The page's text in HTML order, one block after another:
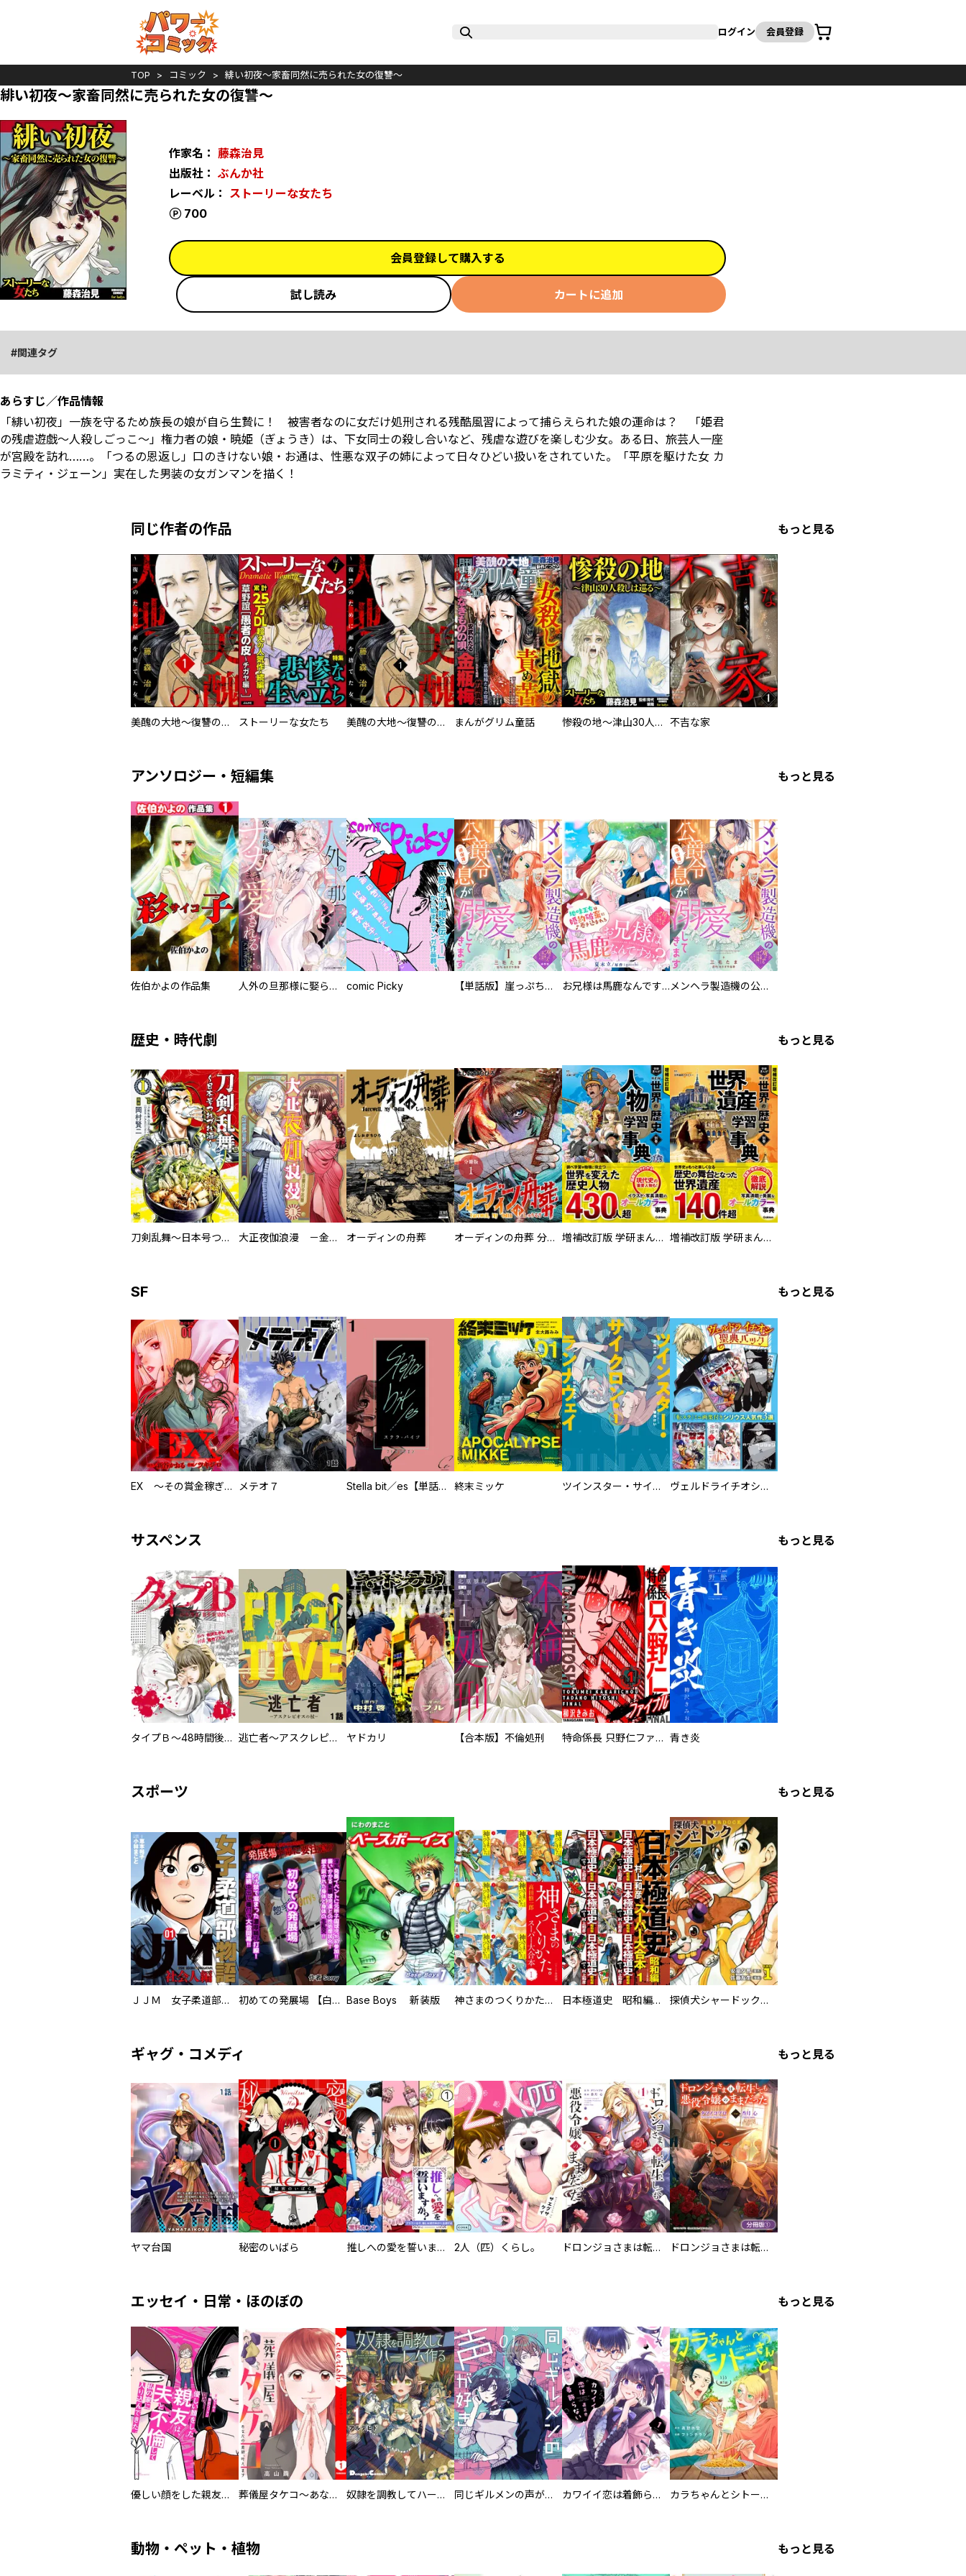
ログイン 会員登録
カート
TOP コミック 緋い初夜～家畜同然に売られた女の復讐～
緋い初夜～家畜同然に売られた女の復讐～
作家名： 藤森治見
出版社： ぶんか社
レーベル： ストーリーな女たち
700
ポイント
会員登録して購入する
試し読み カートに追加
関連タグ
あらすじ／作品情報
「緋い初夜」一族を守るため族長の娘が自ら生贄に！ 被害者なのに女だけ処刑される残酷風習によって捕らえられた娘の運命は？ 「姫君
の残虐遊戯～人殺しごっこ～」権力者の娘・暁姫（ぎょうき）は、下女同士の殺し合いなど、残虐な遊びを楽しむ少女。ある日、旅芸人一座
が宮殿を訪れ……。「つるの恩返し」口のきけない娘・お通は、性悪な双子の姉によって日々ひどい扱いをされていた。「平原を駆けた女 カ
ラミティ・ジェーン」実在した男装の女ガンマンを描く！
同じ作者の作品 もっと見る
美醜の大地～復讐のために顔を捨てた女～（分冊版） ストーリーな女たち 美醜の大地～復讐のために顔を捨てた女～ まんがグリム童話 惨殺の地～津山30人殺しは巡る～ 不吉な家
アンソロジー・短編集 もっと見る
佐伯かよの作品集 人外の旦那様に娶られ毎晩ナカまで愛される…。アンソロジー comic Picky 【単話版】崖っぷち令嬢ですが、意地と策略で幸せになります！シリーズ お兄様は馬鹿なんですか？～地味王女は婚約破棄に巻き込まれる～ メンヘラ製造機の公爵令息（過保護）が溺愛してきます
歴史・時代劇 もっと見る
刀剣乱舞～日本号つれづれ酒～ 大正夜伽浪漫 －金曜日の花嫁— オーディンの舟葬 オーディンの舟葬 分冊版 増補改訂版 学研まんが NEW世界の歴史 別巻 人物学習事典 増補改訂版 学研まんが NEW世界の歴史 別巻 世界遺産学習事典
SF もっと見る
EX ～その賞金稼ぎは、世界の出口を探す～【単行本版】 メテオ７ Stella bit／es【単話版】 終末ミッケ ツインスター・サイクロン・ランナウェイ ヴェルドライチオシ聖典パック 『転スラ』ミニ画集付き シリウス人気作３選
サスペンス もっと見る
タイプＢ～48時間後、致死率100％～【単話】 逃亡者～アスクレピオスの杖～ ヤドカリ 【合本版】不倫処刑 特命係長 只野仁ファイナル 愛蔵版 青き炎
スポーツ もっと見る
ＪＪＭ 女子柔道部物語 社会人編 初めての発展場 【白抜き修正版】 Base Boys 新装版 神さまのつくりかた。スーパー大合本 日本極道史 昭和編 スーパー大合本 探偵犬シャードック（新装版）
ギャグ・コメディ もっと見る
ヤマ台国 秘密のいばら 推しへの愛を誓いますか？～アラサー女子、推しは逃げぬが人生逃げる～ 2人（匹）くらし。 ドロンジョさまは転生しても悪役令嬢のままだった ドロンジョさまは転生しても悪役令嬢のままだった【分冊版】
エッセイ・日常・ほのぼの もっと見る
優しい顔をした親友は、夫と不倫して私の家に入り込んできた。 葬儀屋タケコ～あなたの最期、叶えます【電子単行本版】 奴隷を調教してハーレム作る 同じギルメンの声が好き カワイイ恋は着飾らない カラちゃんとシトーさんと、 【分冊版】
動物・ペット・植物 もっと見る